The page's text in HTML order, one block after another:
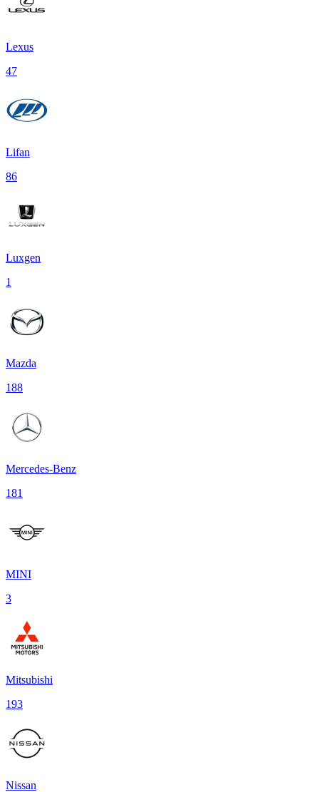
Lexus
47
Lifan
86
Luxgen
1
Mazda
188
Mercedes-Benz
181
MINI
3
Mitsubishi
193
Nissan